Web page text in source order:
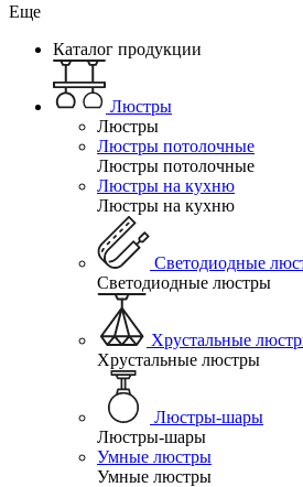
Еще
Каталог продукции
Люстры
Люстры
Люстры потолочные
Люстры потолочные
Люстры на кухню
Люстры на кухню
Светодиодные
Светодиодные люстры
Хрустальные
Хрустальные люстры
Люстры-шары
Люстры-шары
Умные люстры
Умные люстры